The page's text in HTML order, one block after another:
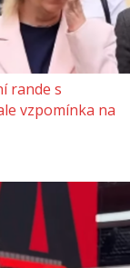
rande s
vzpomínka na